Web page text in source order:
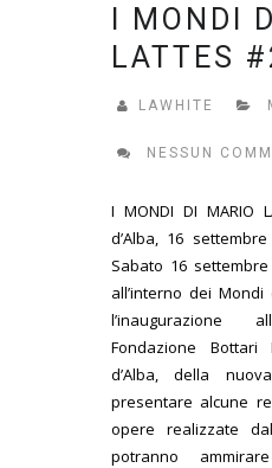
I MONDI
LATTES
LAWHITE
NESSUN
I MONDI DI MARIO
d’Alba, 16
Sabato 16
all’interno dei
Fondazione
d’Alba, della
presentare alcune
opere realizzate
potranno